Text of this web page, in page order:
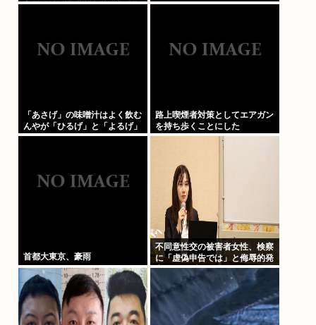
「あさげ」の味噌汁はよく飲む
んやが「ひるげ」と「よるげ」
は飲んだことない
路上喫煙者対策としてエアガン
を持ち歩くことにした
首都大東京、豪雨
不同意性交の被害者女性、検察
に「虚偽申告では」と侮辱的発
言をされブチギレ、500万円の
損害賠償を求め提訴